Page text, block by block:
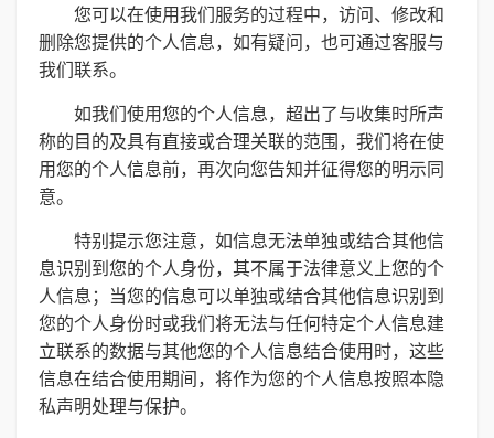
您可以在使用我们服务的过程中，访问、修改和
删除您提供的个人信息，如有疑问，也可通过客服与
我们联系。
如我们使用您的个人信息，超出了与收集时所声
称的目的及具有直接或合理关联的范围，我们将在使
用您的个人信息前，再次向您告知并征得您的明示同
意。
特别提示您注意，如信息无法单独或结合其他信
息识别到您的个人身份，其不属于法律意义上您的个
人信息；当您的信息可以单独或结合其他信息识别到
您的个人身份时或我们将无法与任何特定个人信息建
立联系的数据与其他您的个人信息结合使用时，这些
信息在结合使用期间，将作为您的个人信息按照本隐
私声明处理与保护。